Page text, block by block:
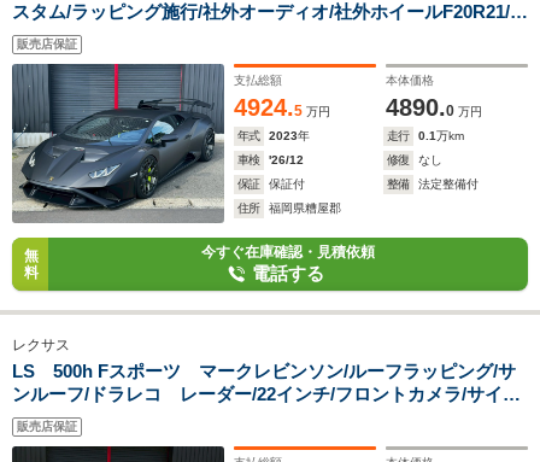
スタム/ラッピング施行/社外オーディオ/社外ホイールF20R21/デ
ジタルインナーミラー
販売店保証
支払総額
4924.5 万円
本体価格
4890.0 万円
年式
2023年 走行 0.1万km
車検
'26/12 修復
なし
保証
保証付 整備
法定整備付
住所
福岡県糟屋郡
無
料
今すぐ在庫確認・見積依頼
電話する
レクサス
LS 500h Fスポーツ マークレビンソン/ルーフラッピング/サ
ンルーフ/ドラレコ レーダー/22インチ/フロントカメラ/サイド
カメラ/バックカメラ/シートヒーター/ETC/ABS/クルコン/ワン
オーナー
販売店保証